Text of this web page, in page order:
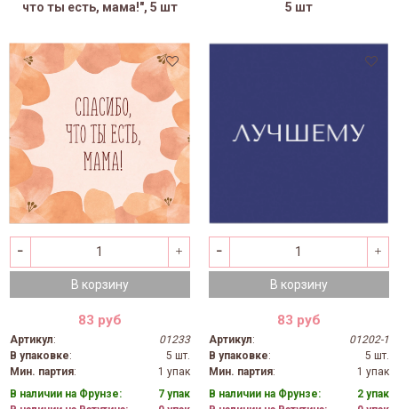
что ты есть, мама!", 5 шт
В корзину
83 руб
Артикул:
01233
В упаковке:
5 шт.
Мин. партия:
1 упак
В наличии на Фрунзе:
7 упак
5 шт
В корзину
83 руб
Артикул:
01202-1
В упаковке:
5 шт.
Мин. партия:
1 упак
В наличии на Фрунзе:
2 упак